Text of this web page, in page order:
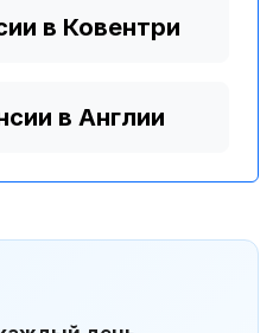
в Ковентри
в Англии